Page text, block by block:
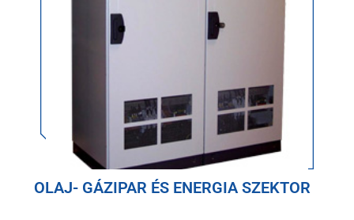
OLAJ- GÁZIPAR ÉS ENERGIA SZEKTOR